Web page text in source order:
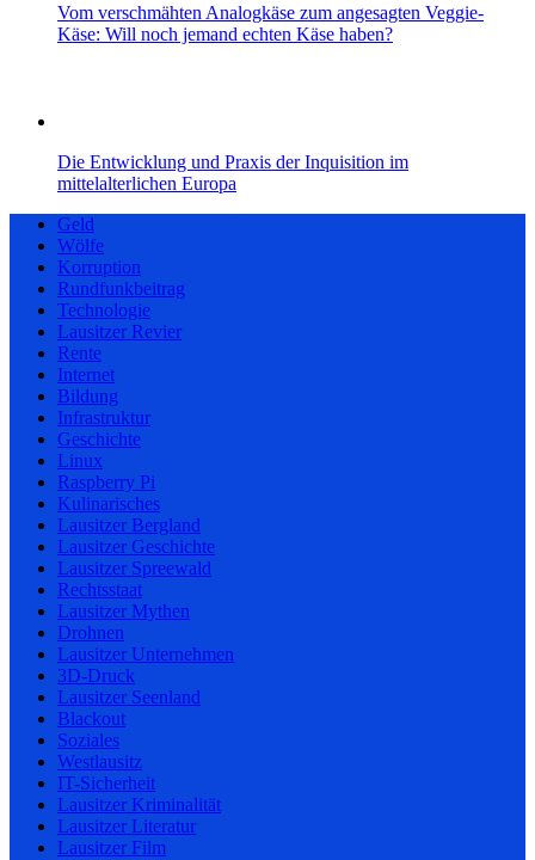
Vom verschmähten Analogkäse zum angesagten Veggie-
Käse: Will noch jemand echten Käse haben?
Die Entwicklung und Praxis der Inquisition im
mittelalterlichen Europa
Geld
Wölfe
Korruption
Rundfunkbeitrag
Technologie
Lausitzer Revier
Rente
Internet
Bildung
Infrastruktur
Geschichte
Linux
Raspberry Pi
Kulinarisches
Lausitzer Bergland
Lausitzer Geschichte
Lausitzer Spreewald
Rechtsstaat
Lausitzer Mythen
Drohnen
Lausitzer Unternehmen
3D-Druck
Lausitzer Seenland
Blackout
Soziales
Westlausitz
IT-Sicherheit
Lausitzer Kriminalität
Lausitzer Literatur
Lausitzer Film